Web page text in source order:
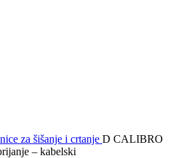
za šišanje i crtanje D CALIBRO
– kabelski